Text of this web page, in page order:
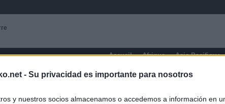
- Su privacidad es importante para nosotros
y nuestros socios almacenamos o accedemos a información en
Accueil Afrique Asie-Pacifique